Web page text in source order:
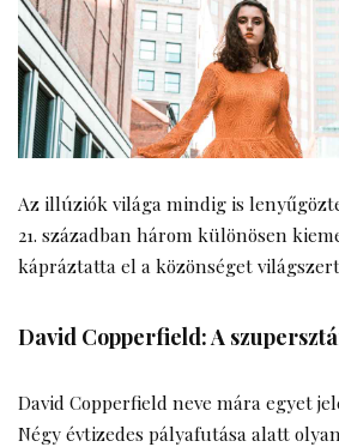
Az illúziók világa mindig is
21. században három különösen
kápráztatta el a közönséget
David Copperfield: A
David Copperfield neve mára egyet
Négy évtizedes pályafutása alatt